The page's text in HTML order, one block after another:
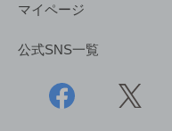
マイページ
公式SNS一覧